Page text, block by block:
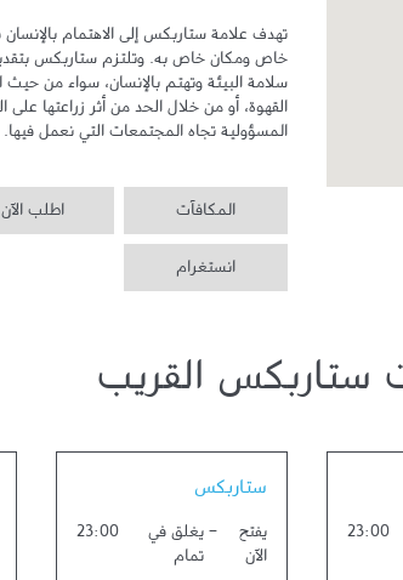
المسؤولية تجاه المجتمعات التي نعمل فيها.
المكافآت اطلب الآن
انستغرام
ستاربكس القريب
23:00
ستاربكس
يفتح
الآن
- يغلق في
تمام
23:00